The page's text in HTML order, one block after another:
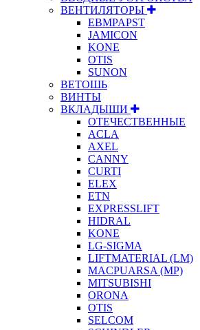
ВЕНТИЛЯТОРЫ
EBMPAPST
JAMICON
KONE
OTIS
SUNON
ВЕТОШЬ
ВИНТЫ
ВКЛАДЫШИ
ОТЕЧЕСТВЕННЫЕ
ACLA
AXEL
CANNY
CURTI
ELEX
ETN
EXPRESSLIFT
HIDRAL
KONE
LG-SIGMA
LIFTMATERIAL (LM)
MACPUARSA (MP)
MITSUBISHI
ORONA
OTIS
SELCOM